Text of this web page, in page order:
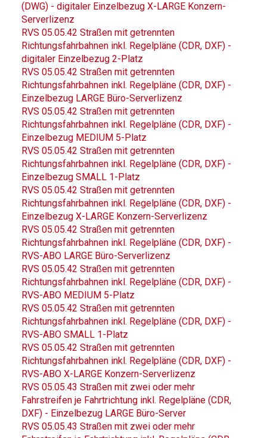
(DWG) - digitaler Einzelbezug X-LARGE Konzern-
Serverlizenz
RVS 05.05.42 Straßen mit getrennten
Richtungsfahrbahnen inkl. Regelpläne (CDR, DXF) -
digitaler Einzelbezug 2-Platz
RVS 05.05.42 Straßen mit getrennten
Richtungsfahrbahnen inkl. Regelpläne (CDR, DXF) -
Einzelbezug LARGE Büro-Serverlizenz
RVS 05.05.42 Straßen mit getrennten
Richtungsfahrbahnen inkl. Regelpläne (CDR, DXF) -
Einzelbezug MEDIUM 5-Platz
RVS 05.05.42 Straßen mit getrennten
Richtungsfahrbahnen inkl. Regelpläne (CDR, DXF) -
Einzelbezug SMALL 1-Platz
RVS 05.05.42 Straßen mit getrennten
Richtungsfahrbahnen inkl. Regelpläne (CDR, DXF) -
Einzelbezug X-LARGE Konzern-Serverlizenz
RVS 05.05.42 Straßen mit getrennten
Richtungsfahrbahnen inkl. Regelpläne (CDR, DXF) -
RVS-ABO LARGE Büro-Serverlizenz
RVS 05.05.42 Straßen mit getrennten
Richtungsfahrbahnen inkl. Regelpläne (CDR, DXF) -
RVS-ABO MEDIUM 5-Platz
RVS 05.05.42 Straßen mit getrennten
Richtungsfahrbahnen inkl. Regelpläne (CDR, DXF) -
RVS-ABO SMALL 1-Platz
RVS 05.05.42 Straßen mit getrennten
Richtungsfahrbahnen inkl. Regelpläne (CDR, DXF) -
RVS-ABO X-LARGE Konzern-Serverlizenz
RVS 05.05.43 Straßen mit zwei oder mehr
Fahrstreifen je Fahrtrichtung inkl. Regelpläne (CDR,
DXF) - Einzelbezug LARGE Büro-Server
RVS 05.05.43 Straßen mit zwei oder mehr